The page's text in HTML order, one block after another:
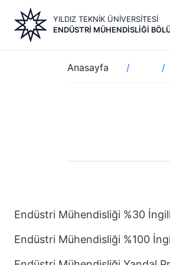
içeriğe
YILDIZ TEKNİK ÜNİVERSİTESİ
ENDÜSTRI MÜHENDISLIĞI
Sayfa
yolu
Anasayfa
Endüstri Mühendisliği %30
Endüstri Mühendisliği %100